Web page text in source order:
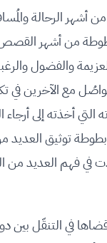
أشهر الرحالة
من أشهر القصص
والفضول
مع الآخرين
أخذته إلى أرجاء
توثيق العديد
في فهم العديد من
30 عامًا قضاها في التنقّل